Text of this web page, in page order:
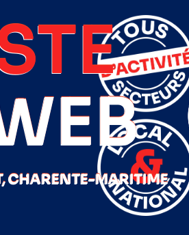
CHARENTE-MARITIME